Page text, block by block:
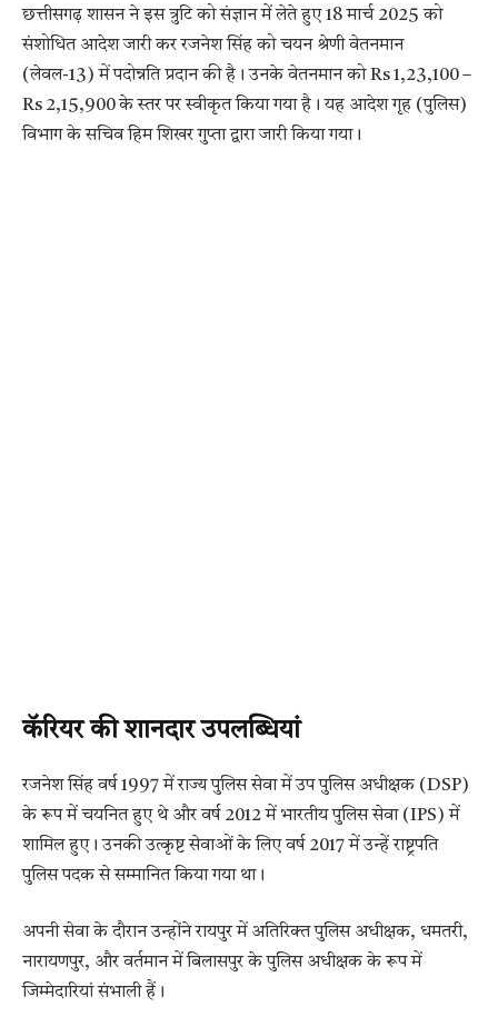
छत्तीसगढ़ शासन ने इस त्रुटि को संज्ञान में लेते हुए 18 मार्च 2025 को
संशोधित आदेश जारी कर रजनेश सिंह को चयन श्रेणी वेतनमान
(लेवल-13) में पदोन्नति प्रदान की है। उनके वेतनमान को Rs 1,23,100 –
Rs 2,15,900 के स्तर पर स्वीकृत किया गया है। यह आदेश गृह (पुलिस)
विभाग के सचिव हिम शिखर गुप्ता द्वारा जारी किया गया।
कॅरियर की शानदार उपलब्धियां
रजनेश सिंह वर्ष 1997 में राज्य पुलिस सेवा में उप पुलिस अधीक्षक (DSP)
के रूप में चयनित हुए थे और वर्ष 2012 में भारतीय पुलिस सेवा (IPS) में
शामिल हुए। उनकी उत्कृष्ट सेवाओं के लिए वर्ष 2017 में उन्हें राष्ट्रपति
पुलिस पदक से सम्मानित किया गया था।
अपनी सेवा के दौरान उन्होंने रायपुर में अतिरिक्त पुलिस अधीक्षक, धमतरी,
नारायणपुर, और वर्तमान में बिलासपुर के पुलिस अधीक्षक के रूप में
जिम्मेदारियां संभाली हैं।